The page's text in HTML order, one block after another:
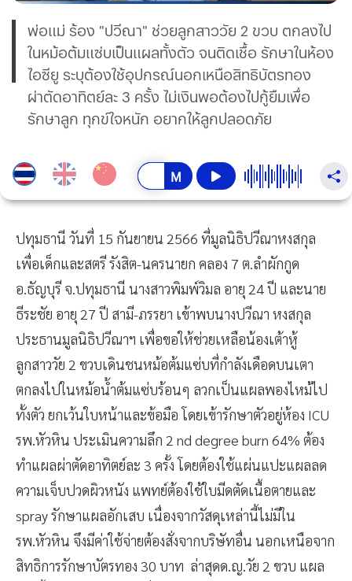
พ่อแม่ ร้อง "ปวีณา" ช่วยลูกสาววัย 2 ขวบ ตกลงไป
ในหม้อต้มแซ่บเป็นแผลทั้งตัว จนติดเชื้อ รักษาในห้อง
ไอซียู ระบุต้องใช้อุปกรณ์นอกเหนือสิทธิบัตรทอง
ผ่าตัดอาทิตย์ละ 3 ครั้ง ไม่เงินพอต้องไปกู้ยืมเพื่อ
รักษาลูก ทุกข์ใจหนัก อยากให้ลูกปลอดภัย
ปทุมธานี วันที่ 15 กันยายน 2566 ที่มูลนิธิปวีณาหงสกุล
เพื่อเด็กและสตรี รังสิต-นครนายก คลอง 7 ต.ลำผักกูด
อ.ธัญบุรี จ.ปทุมธานี นางสาวพิมพ์วิมล อายุ 24 ปี และนาย
ธีระชัย อายุ 27 ปี สามี-ภรรยา เข้าพบนางปวีณา หงสกุล
ประธานมูลนิธิปวีณาฯ เพื่อขอให้ช่วยเหลือน้องเต้าหู้
ลูกสาววัย 2 ขวบเดินชนหม้อต้มแซ่บที่กำลังเดือดบนเตา
ตกลงไปในหม้อน้ำต้มแซ่บร้อนๆ ลวกเป็นแผลพองไหม้ไป
ทั้งตัว ยกเว้นใบหน้าและข้อมือ โดยเข้ารักษาตัวอยู่ห้อง ICU
รพ.หัวหิน ประเมินความลึก 2 nd degree burn 64% ต้อง
ทำแผลผ่าตัดอาทิตย์ละ 3 ครั้ง โดยต้องใช้แผ่นแปะแผลลด
ความเจ็บปวดผิวหนัง แพทย์ต้องใช้ใบมีดตัดเนื้อตายและ
spray รักษาแผลอักเสบ เนื่องจากวัสดุเหล่านี้ไม่มีใน
รพ.หัวหิน จึงมีค่าใช้จ่ายต้องสั่งจากบริษัทอื่น นอกเหนือจาก
สิทธิการรักษาบัตรทอง 30 บาท ล่าสุดด.ญ.วัย 2 ขวบ แผล